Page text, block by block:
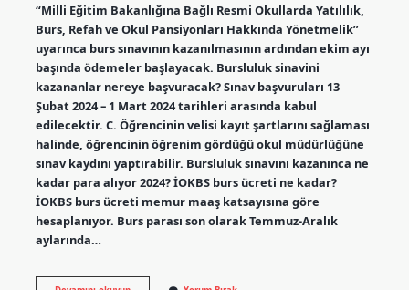
“Milli Eğitim Bakanlığına Bağlı Resmi Okullarda Yatılılık,
Burs, Refah ve Okul Pansiyonları Hakkında Yönetmelik”
uyarınca burs sınavının kazanılmasının ardından ekim ayı
başında ödemeler başlayacak. Bursluluk sinavini
kazananlar nereye başvuracak? Sınav başvuruları 13
Şubat 2024 – 1 Mart 2024 tarihleri ​​arasında kabul
edilecektir. C. Öğrencinin velisi kayıt şartlarını sağlaması
halinde, öğrencinin öğrenim gördüğü okul müdürlüğüne
sınav kaydını yaptırabilir. Bursluluk sınavını kazanınca ne
kadar para alıyor 2024? İOKBS burs ücreti ne kadar?
İOKBS burs ücreti memur maaş katsayısına göre
hesaplanıyor. Burs parası son olarak Temmuz-Aralık
aylarında…